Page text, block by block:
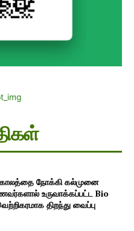
நோக்கி கல்முனை
உருவாக்கப்பட்ட Bio
திறந்து வைப்பு